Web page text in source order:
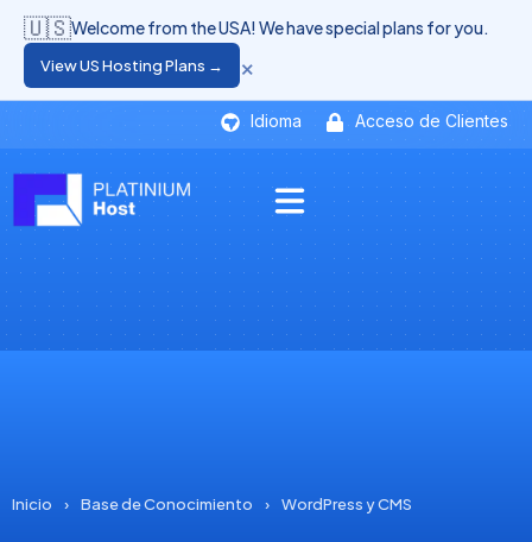
Idioma Acceso de Clientes
🇺🇸Welcome from the USA! We have special plans for you.
View US Hosting Plans → ×
Inicio › Base de Conocimiento › WordPress y CMS